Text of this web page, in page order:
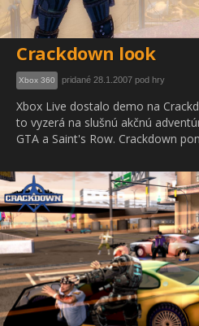
Crackdown look
Xbox 360 pridané 28.1.2007 pod hry
Xbox Live dostalo demo na
to vyzerá na slušnú akčnú
GTA a Saint's Row. Crackdown